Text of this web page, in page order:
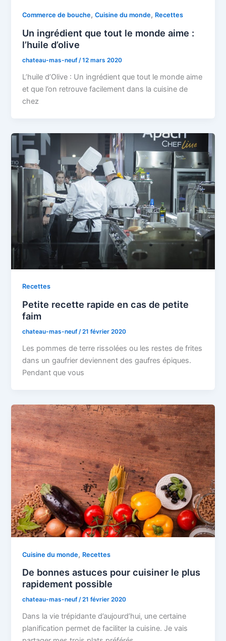
Commerce de bouche,Cuisine du monde, Recettes
Un ingrédient que tout le monde aime :
l’huile d’olive
chateau-mas-neuf/12 mars 2020
L’huile d’Olive : Un ingrédient que tout le monde aime
et que l’on retrouve facilement dans la cuisine de
chez
Recettes
Petite recette rapide en cas de petite
faim
chateau-mas-neuf/21 février 2020
Les pommes de terre rissolées ou les restes de frites
dans un gaufrier deviennent des gaufres épiques.
Pendant que vous
Cuisine du monde, Recettes
De bonnes astuces pour cuisiner le plus
rapidement possible
chateau-mas-neuf/21 février 2020
Dans la vie trépidante d’aujourd’hui, une certaine
planification permet de faciliter la cuisine. Je vais